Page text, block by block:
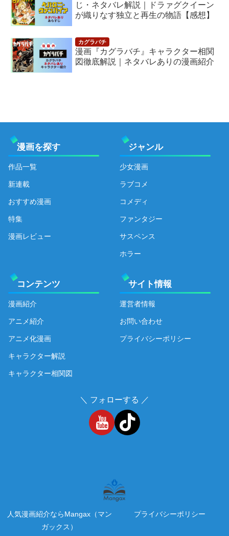
じ・ネタバレ解説｜ドラァグクイーン
が織りなす独立と再生の物語【感想】
漫画『カグラバチ』キャラクター相関
図徹底解説｜ネタバレありの漫画紹介
漫画を探す
作品一覧
新連載
おすすめ漫画
特集
漫画レビュー
ジャンル
少女漫画
ラブコメ
コメディ
ファンタジー
サスペンス
ホラー
コンテンツ
漫画紹介
アニメ紹介
アニメ化漫画
キャラクター解説
キャラクター相関図
サイト情報
運営者情報
お問い合わせ
プライバシーポリシー
＼ フォローする ／
人気漫画紹介ならMangax（マン
ガックス）
プライバシーポリシー